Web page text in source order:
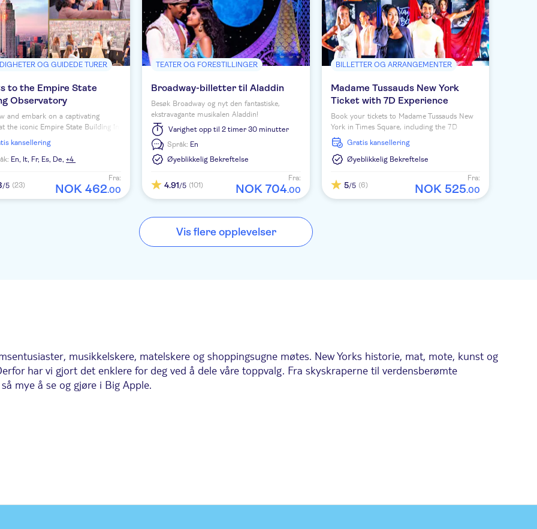
OG GUIDEDE TURER
to the Empire State
Observatory
and embark on a captivating
the iconic Empire State Building in
kansellering
En, It, Fr, Es, De,+4
/5 (23)
Fra:
NOK 462.00
TEATER OG FORESTILLINGER
Broadway-billetter til Aladdin
Besøk Broadway og nyt den fantastiske,
ekstravagante musikalen Aladdin!
Varighet opp til 2 timer 30 minutter
Språk: En
Øyeblikkelig Bekreftelse
4.91/5 (101)
Fra:
NOK 704.00
BILLETTER OG ARRANGEMENTER
Madame Tussauds New York
Ticket with 7D Experience
Book your tickets to Madame Tussauds New
York in Times Square, including the 7D
interactive gaming adventure.
Gratis kansellering
Øyeblikkelig Bekreftelse
5/5 (6)
Fra:
NOK 525.00
Vis flere opplevelser
musikkelskere, matelskere og shoppingsugne møtes. New Yorks historie, mat, mote, kunst og
har vi gjort det enklere for deg ved å dele våre toppvalg. Fra skyskraperne til verdensberømte
mye å se og gjøre i Big Apple.